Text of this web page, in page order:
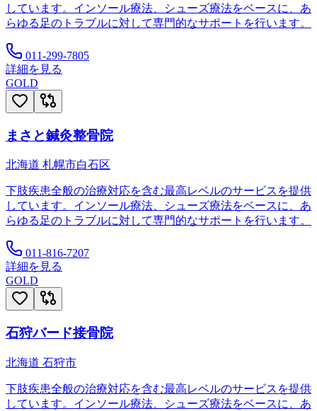
しています。インソール療法、シューズ療法をベースに、あ
らゆる足のトラブルに対して専門的なサポートを行います。
011-299-7805
詳細を見る
GOLD
まさと鍼灸整骨院
北海道 札幌市白石区
下肢疾患全般の治療対応を含む最高レベルのサービスを提供
しています。インソール療法、シューズ療法をベースに、あ
らゆる足のトラブルに対して専門的なサポートを行います。
011-816-7207
詳細を見る
GOLD
石狩バード接骨院
北海道 石狩市
下肢疾患全般の治療対応を含む最高レベルのサービスを提供
しています。インソール療法、シューズ療法をベースに、あ